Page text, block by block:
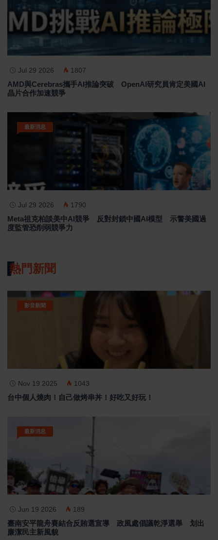
Jul 29 2026 1807
AMD與Cerebras攜手AI推論突破 OpenAI研究員肯定美國AI
晶片合作加速競爭
最新消息
Jul 29 2026 1790
Meta祖克柏談美中AI競爭 反對封鎖中國AI模型 示警美國過
度監管恐削弱競爭力
熱門新聞
影音新聞
Nov 19 2025 1043
台中個人燒肉！自己做烤串丼！好吃又好玩！
最新消息
Jun 19 2026 189
臺南安平龍舟賽結合反賄選宣導 政風處倡議乾淨選舉 划出
廉潔民主新風貌